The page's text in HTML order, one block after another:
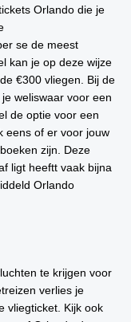
Orlando die je
se de meest
kan je op deze wijze
€300 vliegen. Bij de
weliswaar voor een
de optie voor een
eens of er voor jouw
zijn. Deze
ligt heeftt vaak bijna
Orlando
te krijgen voor
verlies je
vliegticket. Kijk ook